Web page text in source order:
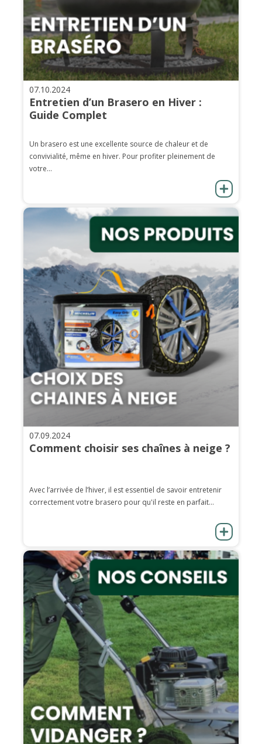
07.10.2024
Entretien d’un Brasero en Hiver :
Guide Complet
Un brasero est une excellente source de chaleur et de
convivialité, même en hiver. Pour profiter pleinement de
votre...
07.09.2024
Comment choisir ses chaînes à neige ?
Avec l’arrivée de l’hiver, il est essentiel de savoir entretenir
correctement votre brasero pour qu'il reste en parfait...